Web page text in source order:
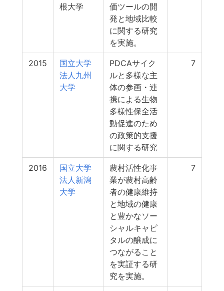
根大学
価ツールの開
発と地域比較
に関する研究
を実施。
2015
国立大学
法人九州
大学
PDCAサイク
ルと多様な主
体の参画・連
携による生物
多様性保全活
動促進のため
の政策的支援
に関する研究
7
2016
国立大学
法人新潟
大学
農村活性化事
業が農村高齢
者の健康維持
と地域の健康
と豊かなソー
シャルキャピ
タルの醸成に
つながること
を実証する研
究を実施。
7